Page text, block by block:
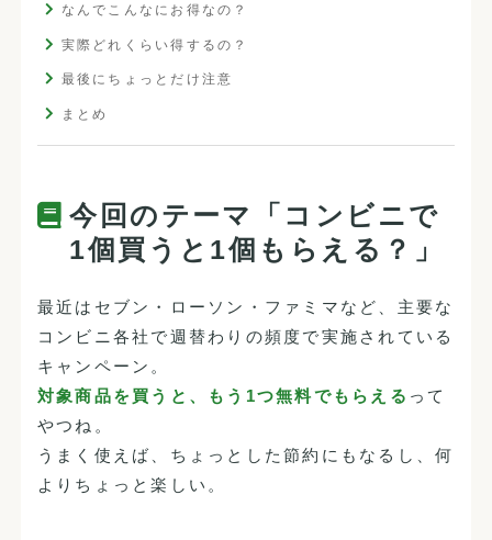
なんでこんなにお得なの？
実際どれくらい得するの？
最後にちょっとだけ注意
まとめ
今回のテーマ「コンビニで
1個買うと1個もらえる？」
最近はセブン・ローソン・ファミマなど、主要な
コンビニ各社で週替わりの頻度で実施されている
キャンペーン。
対象商品を買うと、もう1つ無料でもらえる って
やつね。
うまく使えば、ちょっとした節約にもなるし、何
よりちょっと楽しい。